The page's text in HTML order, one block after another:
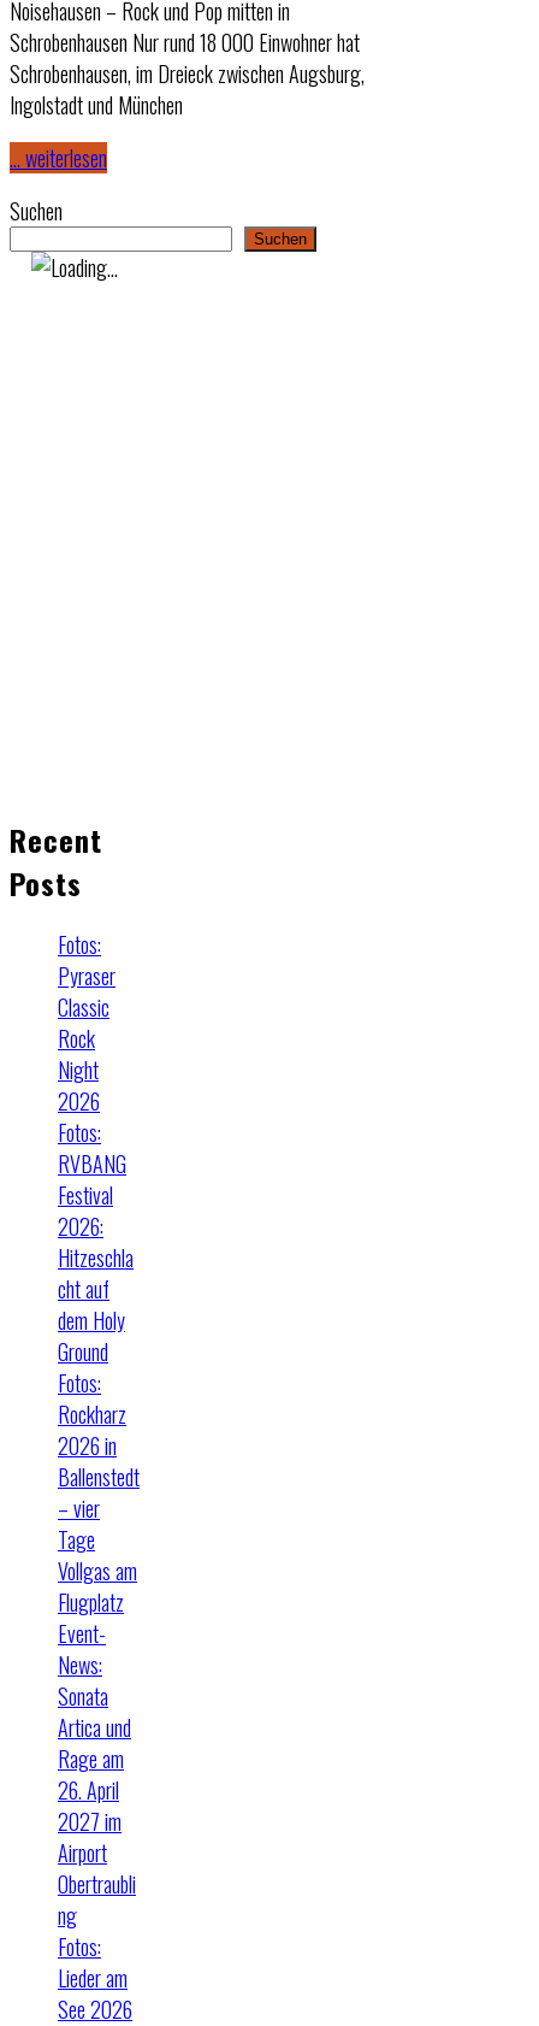
Noisehausen – Rock und Pop mitten in
Schrobenhausen Nur rund 18 000 Einwohner hat
Schrobenhausen, im Dreieck zwischen Augsburg,
Ingolstadt und München
… weiterlesen
Suchen
Suchen
Recent
Posts
Fotos:
Pyraser
Classic
Rock
Night
2026
Fotos:
RVBANG
Festival
2026:
Hitzeschla
cht auf
dem Holy
Ground
Fotos:
Rockharz
2026 in
Ballenstedt
– vier
Tage
Vollgas am
Flugplatz
Event-
News:
Sonata
Artica und
Rage am
26. April
2027 im
Airport
Obertraubli
ng
Fotos:
Lieder am
See 2026